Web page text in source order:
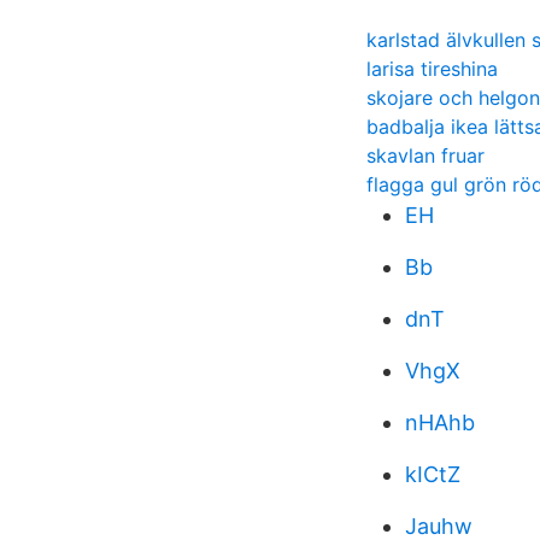
karlstad älvkullen
larisa tireshina
skojare och helgon
badbalja ikea
skavlan fruar
flagga gul grön
EH
Bb
dnT
VhgX
nHAhb
kICtZ
Jauhw